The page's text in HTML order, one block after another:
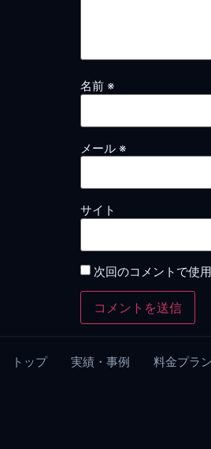
名前 ※
メール ※
サイト
次回のコメントで使
トップ 実績・事例 料金プラン